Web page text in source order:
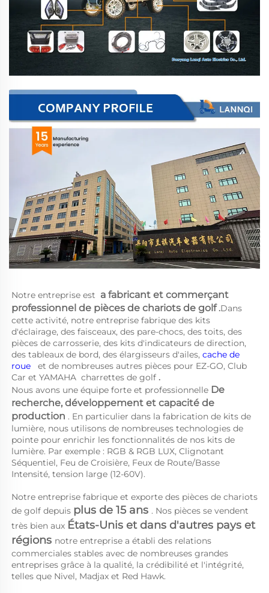
Notre entreprise est a fabricant et commerçant
professionnel de pièces de chariots de golf .Dans
cette activité, notre entreprise fabrique des kits
d'éclairage, des faisceaux, des pare-chocs, des toits, des
pièces de carrosserie, des kits d'indicateurs de direction,
des tableaux de bord, des élargisseurs d'ailes, cache de
roue et de nombreuses autres pièces pour EZ-GO, Club
Car et YAMAHA charrettes de golf .
Nous avons une équipe forte et professionnelle De
recherche, développement et capacité de
production . En particulier dans la fabrication de kits de
lumière, nous utilisons de nombreuses technologies de
pointe pour enrichir les fonctionnalités de nos kits de
lumière. Par exemple : RGB & RGB LUX, Clignotant
Séquentiel, Feu de Croisière, Feux de Route/Basse
Intensité, tension large (12-60V).
Notre entreprise fabrique et exporte des pièces de chariots
de golf depuis plus de 15 ans . Nos pièces se vendent
très bien aux États-Unis et dans d'autres pays et
régions notre entreprise a établi des relations
commerciales stables avec de nombreuses grandes
entreprises grâce à la qualité, la crédibilité et l'intégrité,
telles que Nivel, Madjax et Red Hawk.